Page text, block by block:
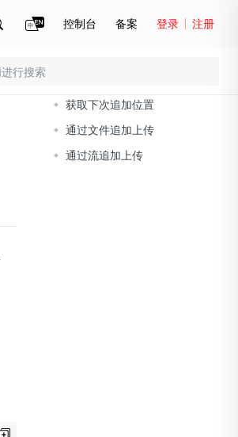
控制台 备案 登录 注册
获取下次追加位置
通过文件追加上传
通过流追加上传